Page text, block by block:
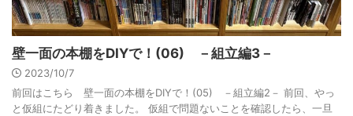
壁一面の本棚をDIYで！(06) －組立編3－
2023/10/7
前回はこちら 壁一面の本棚をDIYで！(05) －組立編2－ 前回、やっ
と仮組にたどり着きました。 仮組で問題ないことを確認したら、一旦